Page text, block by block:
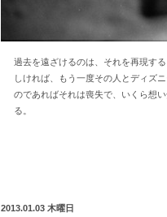
過去を遠ざけるのは、それを再現す
しければ、もう一度その人とディズ
のであればそれは喪失で、いくら想
る。
2013.01.03 木曜日